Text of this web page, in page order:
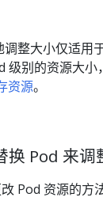
整大小仅适用
级别的资源大小
资源。
换 Pod 来调
Pod 资源的方